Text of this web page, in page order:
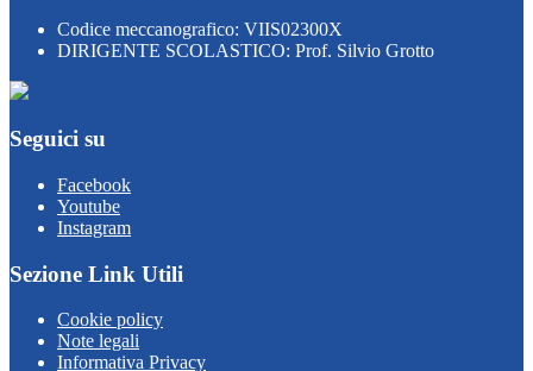
Codice meccanografico: VIIS02300X
DIRIGENTE SCOLASTICO: Prof. Silvio Grotto
Seguici su
Facebook
Youtube
Instagram
Sezione Link Utili
Cookie policy
Note legali
Informativa Privacy